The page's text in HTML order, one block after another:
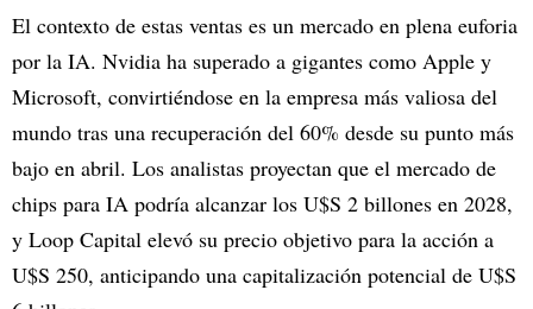
El contexto de estas ventas es un mercado en plena euforia
por la IA. Nvidia ha superado a gigantes como Apple y
Microsoft, convirtiéndose en la empresa más valiosa del
mundo tras una recuperación del 60% desde su punto más
bajo en abril. Los analistas proyectan que el mercado de
chips para IA podría alcanzar los U$S 2 billones en 2028,
y Loop Capital elevó su precio objetivo para la acción a
U$S 250, anticipando una capitalización potencial de U$S